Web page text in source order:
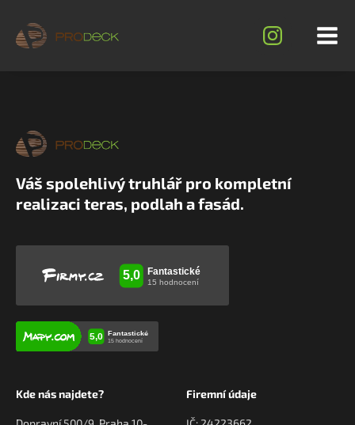
Váš spolehlivý truhlář pro kompletní
realizaci teras, podlah a fasád.
Kde nás najdete? Firemní údaje